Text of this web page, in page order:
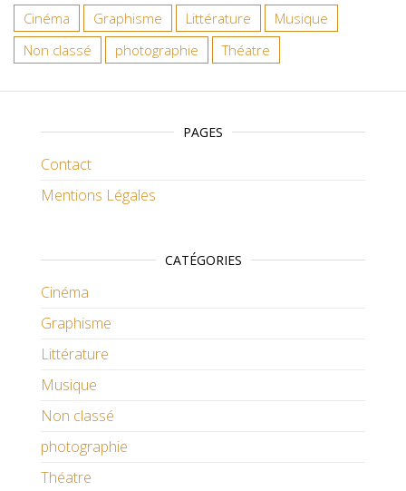
Cinéma Graphisme Littérature
Musique
Non classé
photographie Théatre
PAGES
Contact
Mentions Légales
CATÉGORIES
Cinéma
Graphisme
Littérature
Musique
Non classé
photographie
Théatre